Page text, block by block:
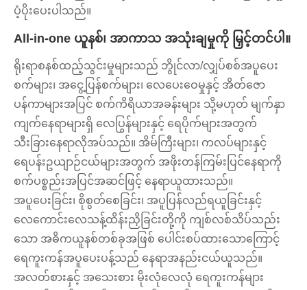
ပံ့ပိုးပေးပါသည်။
All-in-one ယူနစ်၊ အာကာသ အသုံးချမှုကို မြှင့်တင်ပါ။
ရိုးရာစနစ်ထည့်သွင်းမှုများသည် ဘွိုင်လာ/လျှပ်စစ်အပူပေး
စက်များ၊ အငွေ့ပြန်စက်များ၊ လေပေးဝေမှုနှင့် အိတ်ဇော
ပန်ကာများအပြင် စက်ကိရိယာအခန်းများ သို့မဟုတ် မျက်နှာ
ကျက်နေရာများရှိ လေပြွန်များနှင့် ရေပိုက်များအတွက်
သီးခြားနေရာလိုအပ်သည်။ အိမ်ကြီးများ၊ ကလပ်များနှင့်
ရေပန်းဥယျာဉ်ငယ်များအတွက် အဖိုးတန်ကြမ်းပြင်နေရာကို
စက်ပစ္စည်းအပြင်အဆင်ဖြင့် နေရာယူထားသည်။
အပူပေးခြင်း၊ စိုစွတ်စေခြင်း၊ အပူပြန်လည်ရယူခြင်းနှင့်
လေကောင်းလေသန့်ထိန်းညှိခြင်းတို့ကို ကျစ်လစ်သိပ်သည်း
သော အဓိကယူနစ်တစ်ခုအဖြစ် ပေါင်းစပ်ထားသောကြောင့်
ရေကူးကန်အပူပေးပန့်သည် နေရာအနည်းငယ်ယူသည်။
အလတ်စားနှင့် အသေးစား မိုးလုံလေလုံ ရေကူးကန်များ